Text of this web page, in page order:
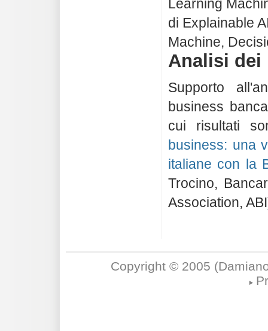
Learning
di Explainable
Machine,
Analisi dei
Supporto
business
cui risultati
business: una
italiane con la
Trocino,
Association,
Copyright © 2005